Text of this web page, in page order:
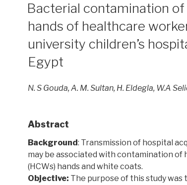
Bacterial contamination
hands of healthcare
university children’s
Egypt
N. S Gouda, A. M. Sultan, H. Eldegla, W.A
Abstract
Background : Transmission of hospital
may be associated with contamination of
(HCWs) hands and white coats.
Objective: The purpose of this study was